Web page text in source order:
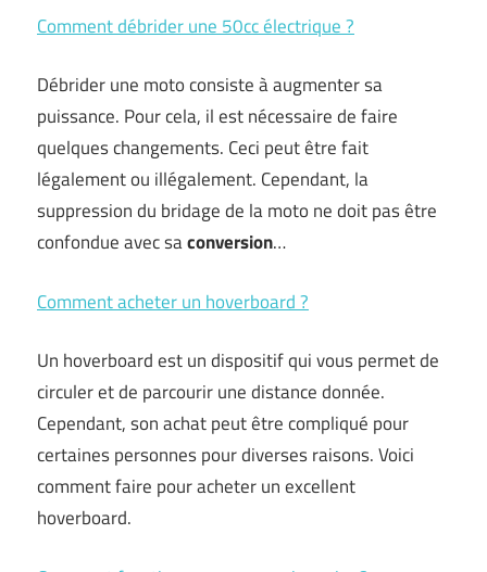
Comment débrider une 50cc électrique ?
Débrider une moto consiste à augmenter sa
puissance. Pour cela, il est nécessaire de faire
quelques changements. Ceci peut être fait
légalement ou illégalement. Cependant, la
suppression du bridage de la moto ne doit pas être
confondue avec saconversion…
Comment acheter un hoverboard ?
Un hoverboard est un dispositif qui vous permet de
circuler et de parcourir une distance donnée.
Cependant, son achat peut être compliqué pour
certaines personnes pour diverses raisons. Voici
comment faire pour acheter un excellent
hoverboard.